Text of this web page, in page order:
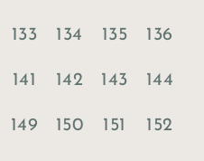
133 134 135 136
141 142 143 144
149 150 151 152